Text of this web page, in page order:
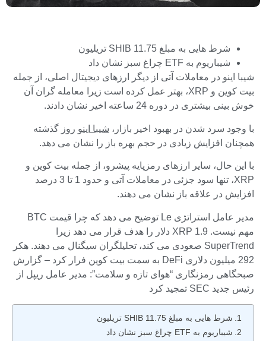
شرط هایی به مبلغ SHIB 11.75 تریلیون
شیباریوم به ETF چراغ سبز نشان داد
شیبا اینو در معاملات آتی از دیگر ارزهای دیجیتال اصلی، از جمله
بیت کوین و XRP، بهتر عمل کرده است زیرا معامله گران آن
خوش بینی بیشتری در دوره 24 ساعته اخیر نشان دادند.
با وجود سرد شدن در بهبود اخیر بازار، شیبا اینو روز گذشته
همچنان افزایش زیادی در حجم بهره باز را نشان می دهد.
با این حال، سایر ارزهای رمزپایه پیشرو، از جمله بیت کوین و
XRP، تنها سود جزئی در معاملات آتی و حدود 1 تا 3 درصد
افزایش در علاقه باز نشان می دهند.
مدیر عامل استراتژی Le توضیح می دهد که چرا قیمت BTC
مهم نیست. XRP 1.9 دلار را هدف قرار می دهد زیرا
SuperTrend صعودی می کند، تحلیلگران سیگنال می دهند. هکر
292 میلیون دلاری DeFi به سمت بیت کوین فرار کرد – گزارش
صبحگاهی رمزنگاری “هوای تازه و سلامت”: مدیر عامل ریپل از
رئیس جدید SEC تمجید کرد
شرط هایی به مبلغ SHIB 11.75 تریلیون
شیباریوم به ETF چراغ سبز نشان داد